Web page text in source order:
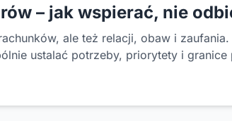
– jak wspierać, nie
ale też relacji, obaw i
ustalać potrzeby, priorytety i granice